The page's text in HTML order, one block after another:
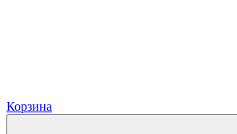
Корзина